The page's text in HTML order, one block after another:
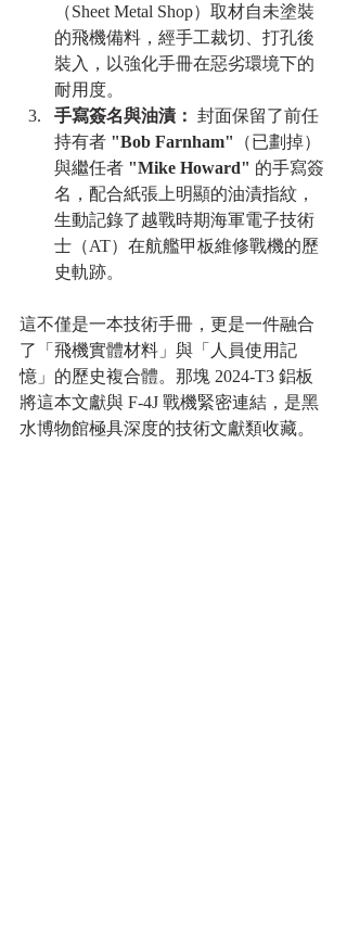
（Sheet Metal Shop）取材自未塗裝
的飛機備料，經手工裁切、打孔後
裝入，以強化手冊在惡劣環境下的
耐用度。
手寫簽名與油漬： 封面保留了前任
持有者 "Bob Farnham"
（已劃掉）
與繼任者 "Mike Howard" 的手寫簽
名，配合紙張上明顯的油漬指紋，
生動記錄了越戰時期海軍電子技術
士（AT）在航艦甲板維修戰機的歷
史軌跡。
這不僅是一本技術手冊，更是一件融合
了「飛機實體材料」與「人員使用記
憶」的歷史複合體。那塊 2024-T3 鋁板
將這本文獻與 F-4J 戰機緊密連結，是黑
水博物館極具深度的技術文獻類收藏。